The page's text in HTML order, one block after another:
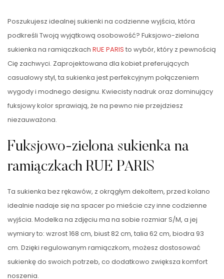
Poszukujesz idealnej sukienki na codzienne wyjścia, która
podkreśli Twoją wyjątkową osobowość? Fuksjowo-zielona
sukienka na ramiączkach RUE PARIS to wybór, który z pewnością
Cię zachwyci. Zaprojektowana dla kobiet preferujących
casualowy styl, ta sukienka jest perfekcyjnym połączeniem
wygody i modnego designu. Kwiecisty nadruk oraz dominujący
fuksjowy kolor sprawiają, że na pewno nie przejdziesz
niezauważona.
Fuksjowo-zielona sukienka na
ramiączkach RUE PARIS
Ta sukienka bez rękawów, z okrągłym dekoltem, przed kolano
idealnie nadaje się na spacer po mieście czy inne codzienne
wyjścia. Modelka na zdjęciu ma na sobie rozmiar S/M, a jej
wymiary to: wzrost 168 cm, biust 82 cm, talia 62 cm, biodra 93
cm. Dzięki regulowanym ramiączkom, możesz dostosować
sukienkę do swoich potrzeb, co dodatkowo zwiększa komfort
noszenia.